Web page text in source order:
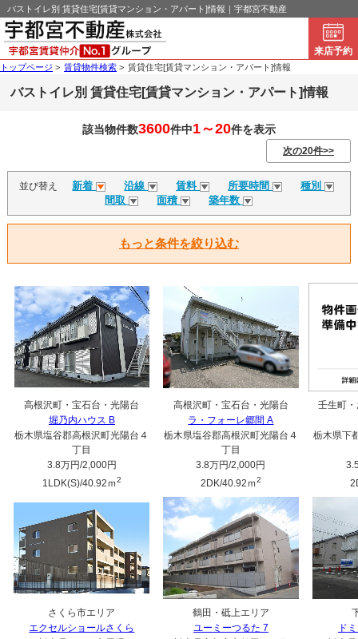
バストイレ別 賃貸住宅[賃貸マンション・アパート]情報｜宇都宮不動産
来店予約
トップページ > 賃貸物件検索 > 賃貸住宅[賃貸マンション・アパート]情報
バストイレ別 賃貸住宅[賃貸マンション・アパート]情報
該当物件数3600件中1～20件を表示
次の20件>>
並び替え 新着 沿線 賃料 所要時間
種別
間取
面積 築年数
もっと条件を絞り込む
高根沢町・宝石台・光陽台
堀乃内ハウス B
栃木県塩谷郡高根沢町光陽台４
丁目
3.8万円/2,000円
1LDK(S)/40.92ｍ2
高根沢町・宝石台・光陽台
ラ・フォーレ郷間 A
栃木県塩谷郡高根沢町光陽台４
丁目
3.8万円/2,000円
2DK/40.92ｍ2
壬生町
栃木県下
さくら市エリア
エクセルショールさくら
鶴田・砥上エリア
ユーミーつるた 7
ド